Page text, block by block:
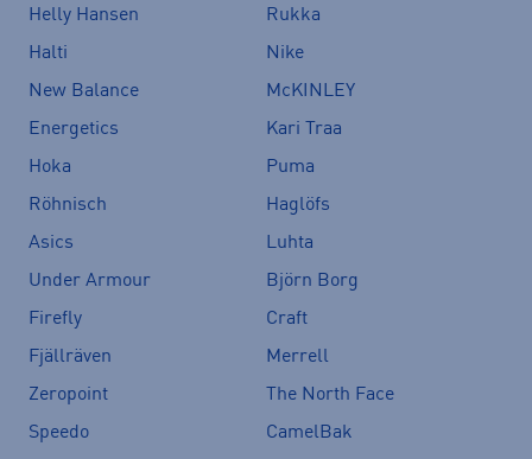
Helly Hansen
Rukka
Halti
Nike
New Balance
McKINLEY
Energetics
Kari Traa
Hoka
Puma
Röhnisch
Haglöfs
Asics
Luhta
Under Armour
Björn Borg
Firefly
Craft
Fjällräven
Merrell
Zeropoint
The North Face
Speedo
CamelBak